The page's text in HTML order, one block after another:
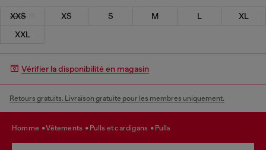
XXS XS S M L
XL
XXL
Vérifier la disponibilité en magasin
Retours gratuits. Livraison gratuite pour les membres uniquement.
homme vêtements pulls et cardigans pulls